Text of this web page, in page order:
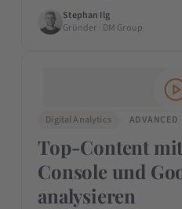
Stephan Ilg
Gründer · DM Group
Digital Analytics
ADVANCED
Top-Content
Console und
analysieren